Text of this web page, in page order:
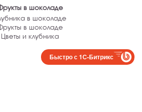
в шоколаде
в шоколаде
в шоколаде
Цветы и клубника
Быстро с 1С-Битрикс